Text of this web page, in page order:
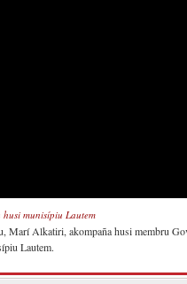
munisípiu Lautem
Marí Alkatiri, akompaña husi membru
Lautem.